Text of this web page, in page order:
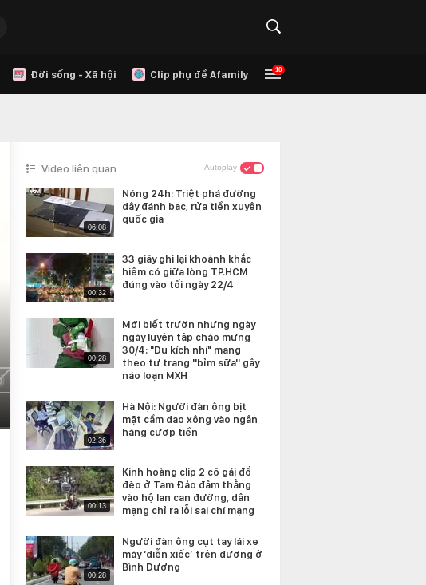
Đời sống - Xã hội Clip phụ đề Afamily 10
Video liên quan Autoplay
06:08
Nóng 24h: Triệt phá đường
dây đánh bạc, rửa tiền xuyên
quốc gia
00:32
33 giây ghi lại khoảnh khắc
hiếm có giữa lòng TP.HCM
đúng vào tối ngày 22/4
00:28
Mới biết trườn nhưng ngày
ngày luyện tập chào mừng
30/4: "Du kích nhí" mang
theo tư trang ''bỉm sữa'' gây
náo loạn MXH
02:36
Hà Nội: Người đàn ông bịt
mặt cầm dao xông vào ngân
hàng cướp tiền
00:13
Kinh hoàng clip 2 cô gái đổ
đèo ở Tam Đảo đâm thẳng
vào hộ lan can đường, dân
mạng chỉ ra lỗi sai chí mạng
00:28
Người đàn ông cụt tay lái xe
máy ‘diễn xiếc’ trên đường ở
Bình Dương